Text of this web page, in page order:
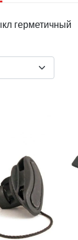
герметичный